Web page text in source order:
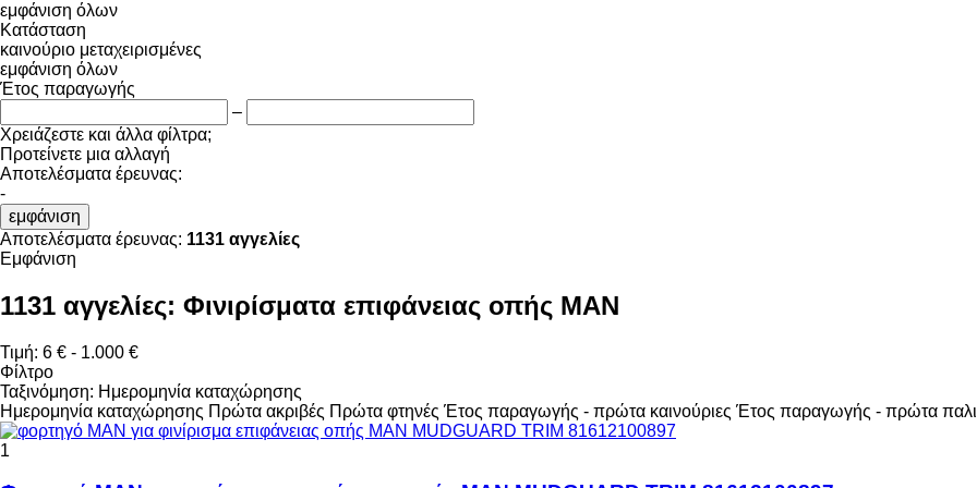
εμφάνιση όλων
Κατάσταση
καινούριο μεταχειρισμένες
εμφάνιση όλων
Έτος παραγωγής
–
Χρειάζεστε και άλλα φίλτρα;
Προτείνετε μια αλλαγή
Αποτελέσματα έρευνας:
-
εμφάνιση
Αποτελέσματα έρευνας: 1131 αγγελίες
Εμφάνιση
1131 αγγελίες: Φινιρίσματα επιφάνειας οπής MAN
Τιμή: 6 € - 1.000 €
Φίλτρο
Ταξινόμηση: Ημερομηνία καταχώρησης
Ημερομηνία καταχώρησης Πρώτα ακριβές Πρώτα φτηνές Έτος παραγωγής - πρώτα καινούριες Έτος παραγωγής - πρώτα
1